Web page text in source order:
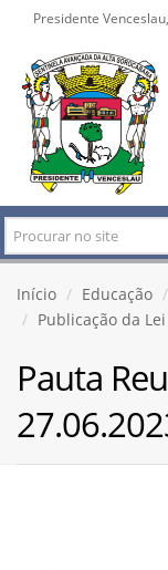
Presidente
Início Educação
Publicação da
Pauta